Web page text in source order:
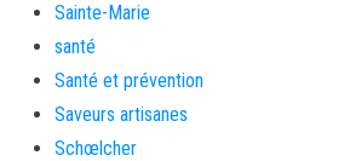
Sainte-Marie
santé
Santé et prévention
Saveurs artisanes
Schœlcher